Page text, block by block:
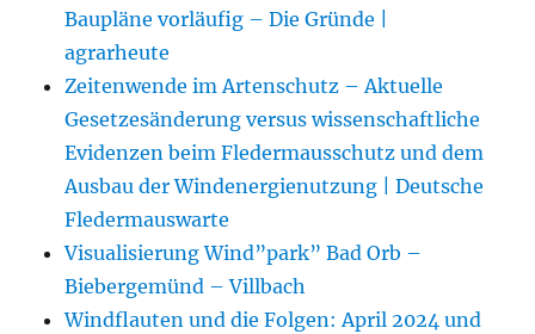
Baupläne vorläufig – Die Gründe |
agrarheute
Zeitenwende im Artenschutz – Aktuelle
Gesetzesänderung versus wissenschaftliche
Evidenzen beim Fledermausschutz und dem
Ausbau der Windenergienutzung | Deutsche
Fledermauswarte
Visualisierung Wind”park” Bad Orb –
Biebergemünd – Villbach
Windflauten und die Folgen: April 2024 und